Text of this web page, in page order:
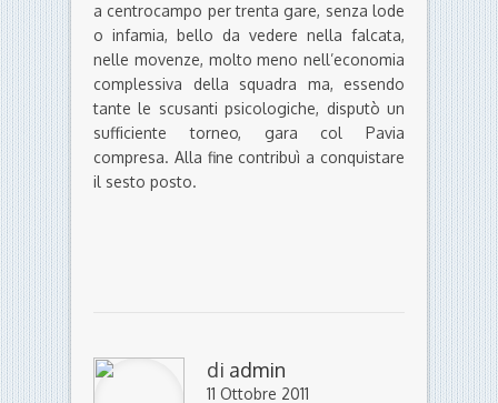
a centrocampo per trenta gare, senza lode
o infamia, bello da vedere nella falcata,
nelle movenze, molto meno nell’economia
complessiva della squadra ma, essendo
tante le scusanti psicologiche, disputò un
sufficiente torneo, gara col Pavia
compresa. Alla fine contribuì a conquistare
il sesto posto.
di admin
11 Ottobre 2011